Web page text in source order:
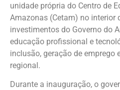
unidade própria do Centro de
Amazonas (Cetam) no interior
investimentos do Governo do
educação profissional e
inclusão, geração de emprego
regional.
Durante a inauguração, o